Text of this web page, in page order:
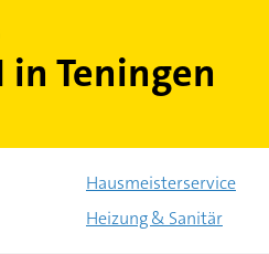
Teningen
Hausmeisterservice
Heizung & Sanitär